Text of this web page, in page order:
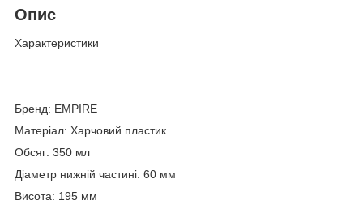
Опис
Характеристики
Бренд: EMPIRE
Матеріал: Харчовий пластик
Обсяг: 350 мл
Діаметр нижній частині: 60 мм
Висота: 195 мм